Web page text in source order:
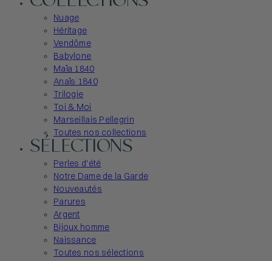
Nuage
Héritage
Vendôme
Babylone
Maïa 1840
Anaïs 1840
Trilogie
Toi & Moi
Marseillais Pellegrin
Toutes nos collections
SÉLECTIONS
Perles d'été
Notre Dame de la Garde
Nouveautés
Parures
Argent
Bijoux homme
Naissance
Toutes nos sélections